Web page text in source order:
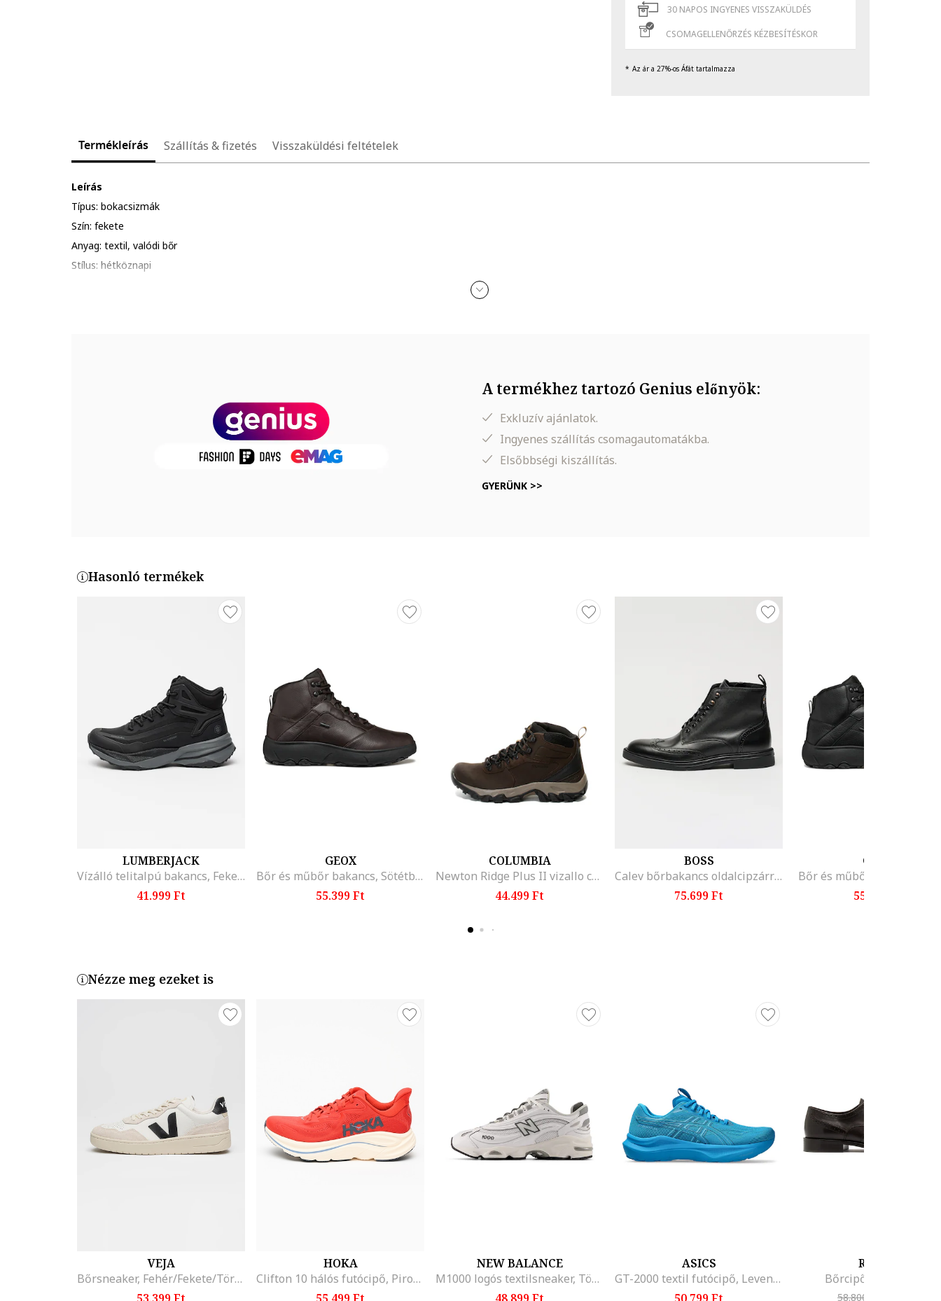
30 NAPOS INGYENES VISSZAKÜLDÉS
CSOMAGELLENŐRZÉS KÉZBESÍTÉSKOR
Az ár a 27%-os Áfát tartalmazza
Termékleírás Szállítás & fizetés Visszaküldési feltételek
Leírás
Típus: bokacsizmák
Szín: fekete
Anyag: textil, valódi bőr
Stílus: hétköznapi
A termékhez tartozó Genius előnyök:
Exkluzív ajánlatok.
Ingyenes szállítás csomagautomatákba.
Elsőbbségi kiszállítás.
GYERÜNK >>
Hasonló termékek
LUMBERJACK
Vízálló telitalpú bakancs, Fekete/Koptatott fekete
41.999 Ft
GEOX
Bőr és műbőr bakancs, Sötétbarna
55.399 Ft
COLUMBIA
Newton Ridge Plus II vizallo csizma
44.499 Ft
BOSS
Calev bőrbakancs oldalcipzárral, Fekete
75.699 Ft
GEOX
Bőr és műbőr bakancs,
55.399 Ft
Nézze meg ezeket is
VEJA
Bőrsneaker, Fehér/Fekete/Törtfehér
HOKA
Clifton 10 hálós futócipő, Piros/Sötétszürke
NEW BALANCE
M1000 logós textilsneaker, Törtfehér
ASICS
GT-2000 textil futócipő, Levendulakék
RYŁKO
Bőrcipő, Sötétbarna
58.800 Ft